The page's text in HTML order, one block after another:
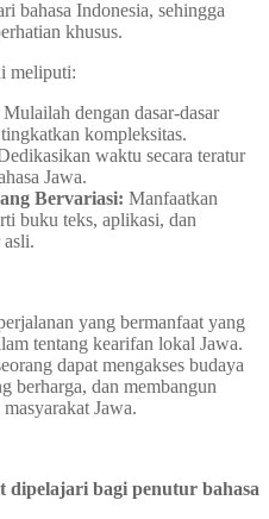
bahasa Indonesia, sehingga
khusus.
meliputi:
Mulailah dengan dasar-dasar
kompleksitas.
waktu secara teratur
Jawa.
Bervariasi: Manfaatkan
buku teks, aplikasi, dan
asli.
yang bermanfaat yang
tentang kearifan lokal Jawa.
dapat mengakses budaya
berharga, dan membangun
Jawa.
dipelajari bagi penutur bahasa